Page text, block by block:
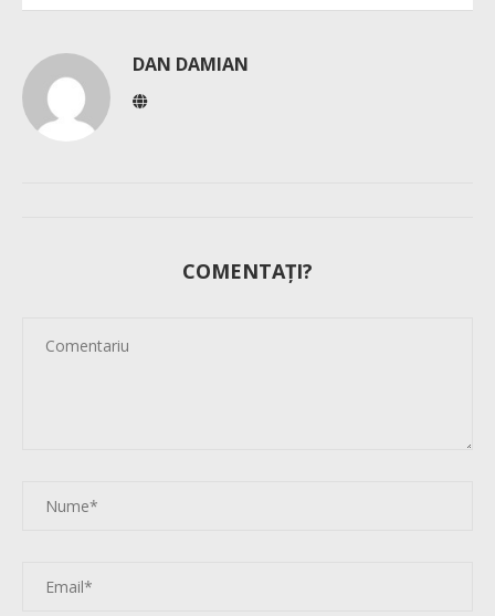
DAN DAMIAN
COMENTAȚI?